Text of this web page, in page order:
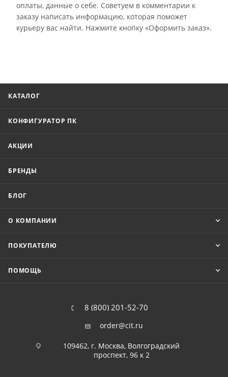
оплаты, данные о себе. Советуем в комментарии к
заказу написать информацию, которая поможет
курьеру вас найти. Нажмите кнопку «Оформить заказ».
КАТАЛОГ
КОНФИГУРАТОР ПК
АКЦИИ
БРЕНДЫ
БЛОГ
О КОМПАНИИ
ПОКУПАТЕЛЮ
ПОМОЩЬ
8 (800) 201-52-70
order@cit.ru
109462, г. Москва, Волгоградский
проспект, 96 к 2